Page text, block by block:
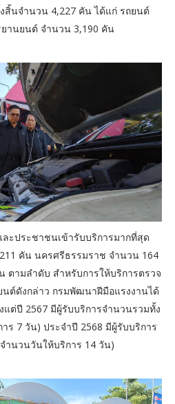
สิ้นจำนวน 4,227 คัน ได้แก่ รถยนต์
านยนต์ จำนวน 3,190 คัน
ะประชาชนเข้ารับบริการมากที่สุด
คัน นครศรีธรรมราช จำนวน 164
ตามลำดับ สำหรับการให้บริการตรวจ
นต์ดังกล่าว กรมพัฒนาฝีมือแรงงานได้
แต่ปี 2567 มีผู้รับบริการจำนวนรวมทั้ง
ร 7 วัน) ประจำปี 2568 มีผู้รับบริการ
ำนวนวันให้บริการ 14 วัน)